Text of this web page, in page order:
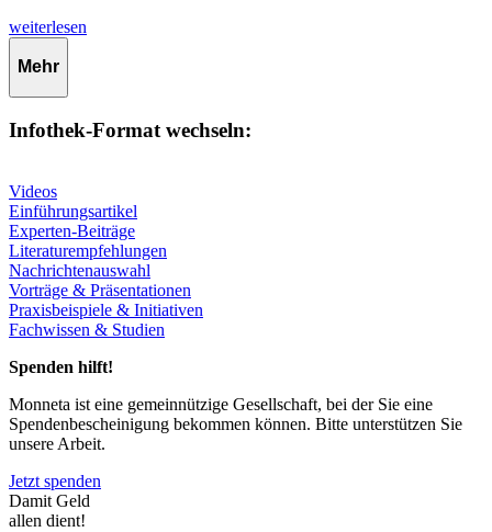
weiterlesen
Mehr
Infothek-Format wechseln:
Videos
Einführungsartikel
Experten-Beiträge
Literaturempfehlungen
Nachrichtenauswahl
Vorträge & Präsentationen
Praxisbeispiele & Initiativen
Fachwissen & Studien
Spenden hilft!
Monneta ist eine gemeinnützige Gesellschaft, bei der Sie eine
Spendenbescheinigung bekommen können. Bitte unterstützen Sie
unsere Arbeit.
Jetzt spenden
Damit Geld
allen dient!